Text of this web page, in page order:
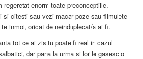
regeretat enorm toate preconceptiile.
si citesti sau vezi macar poze sau filmulete
inmoi, oricat de neinduplecat/a ai fi.
tot ce ai zis tu poate fi real in cazul
dar pana la urma si lor le gasesc o